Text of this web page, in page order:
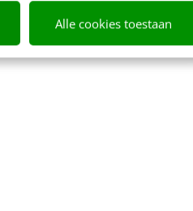
Alle cookies toestaan